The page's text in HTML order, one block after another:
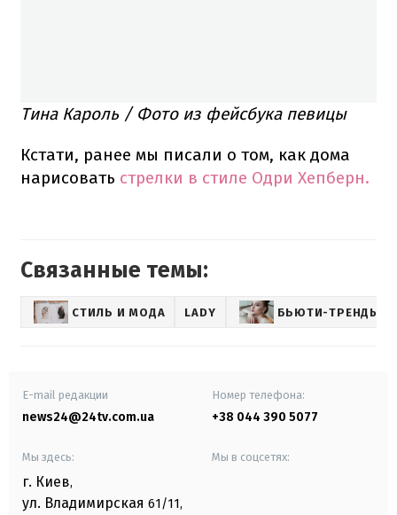
Тина Кароль / Фото из фейсбука певицы
Кстати, ранее мы писали о том, как дома
нарисовать стрелки в стиле Одри Хепберн.
Связанные темы:
СТИЛЬ И МОДА LADY БЬЮТИ-ТРЕНДЫ
E-mail редакции
news24@24tv.com.ua
Номер телефона:
+38 044 390 5077
Мы здесь:
г. Киев,
ул. Владимирская 61/11,
Мы в соцсетях: